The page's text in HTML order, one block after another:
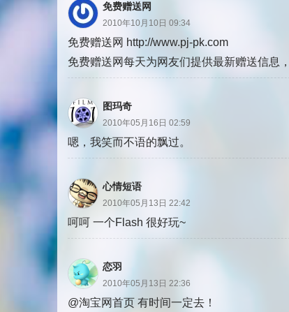
免费赠送网
2010年10月10日 09:34
免费赠送网 http://www.pj-pk.com
免费赠送网每天为网友们提供最新赠送信息
图玛奇
2010年05月16日 02:59
嗯，我笑而不语的飘过。
心情短语
2010年05月13日 22:42
呵呵 一个Flash 很好玩~
恋羽
2010年05月13日 22:36
@淘宝网首页 有时间一定去！